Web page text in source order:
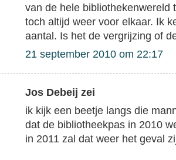
van de hele bibliothekenwereld
toch altijd weer voor elkaar. Ik
aantal. Is het de vergrijzing of
21 september 2010 om 22:17
Jos Debeij zei
ik kijk een beetje langs die
dat de bibliotheekpas in 2010
in 2011 zal dat weer het geval